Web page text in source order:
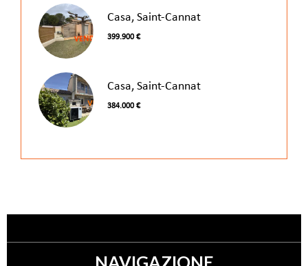
Casa, Saint-Cannat
399.900 €
Casa, Saint-Cannat
384.000 €